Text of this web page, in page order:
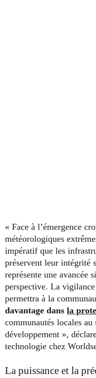
« Face à l’émergence
météorologiques
impératif que les
préservent leur intégrité
représente une avancée
perspective. La
permettra à la
davantage dans la
communautés locales
développement »,
technologie chez
La puissance et la